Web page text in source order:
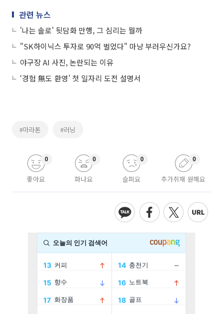
관련 뉴스
'나는 솔로' 뒷담화 만행, 그 심리는 뭘까
"SK하이닉스 투자로 90억 벌었다" 마냥 부러우신가요?
야구장 AI 사진, 논란되는 이유
‘경험 無도 환영’ 첫 일자리 도전 설명서
#마라톤 #러닝
좋아요
0
화나요
0
슬퍼요
0
추가취재 원해요
0